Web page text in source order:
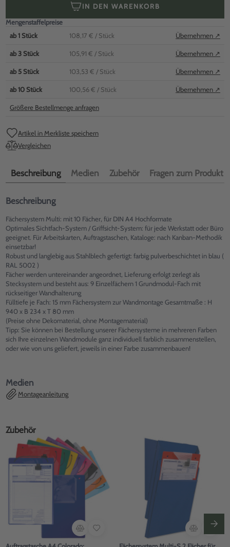
IN DEN WARENKORB
Mengenstaffelpreise
ab1 Stück 108,17 € / Stück Übernehmen ↗
ab3 Stück 105,91 € / Stück Übernehmen ↗
ab 5 Stück 103,53 € / Stück Übernehmen ↗
ab10 Stück 100,56 € / Stück Übernehmen ↗
Größere Bestellmenge anfragen
Artikel in Merkliste speichern
Vergleichen
Beschreibung Medien Zubehör Fragen zum Produkt
Beschreibung
Fächersystem Multi: mit 10 Fächer, für DIN A4 Hochformate
Optimales Sichtfach-System / Griffsicht-System: für jede Werkstatt oder Büro
geeignet. Für Arbeitskarten, Auftragstaschen, Kataloge: nach Kanban-Methodik
einsetzbar!
Robust und langlebig aus Stahlblech gefertigt: farbig pulverbeschichtet in blau (
RAL 5002 )
Fächer werden untereinander angeordnet, Lieferung erfolgt zerlegt als
Stecksystem und besteht aus: 9 Einzelfächern 1 Grundmodul-Fach mit
rückseitiger Wandhalterung
Fülltiefe je Fach: 15 mm Fächersystem zur Wandmontage Gesamtmaße : H
940 x B 234 x T 80 mm
(Preise ohne Dekomaterial, ohne Montagematerial)
Tipp: Sie können bei Bestellung unserer Fächersysteme in mehreren Farben
sich Ihre einzelnen Wandmodule ganz individuell farblich zusammenstellen,
oder wie von uns geliefert, jeweils in einer Farbe zusammenbauen!
Medien
Montageanleitung
Zubehör